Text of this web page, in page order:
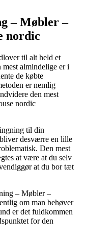
– Møbler –
nordic
til alt held et
almindelige er i
de købte
er nemlig
den mest
nordic
til din
desværre en lille
Den mest
at være at du selv
at du bor tæt
– Møbler –
om man behøver
er det fuldkommen
for den